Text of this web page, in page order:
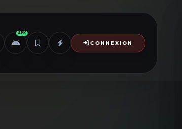
APK
CONNEXION